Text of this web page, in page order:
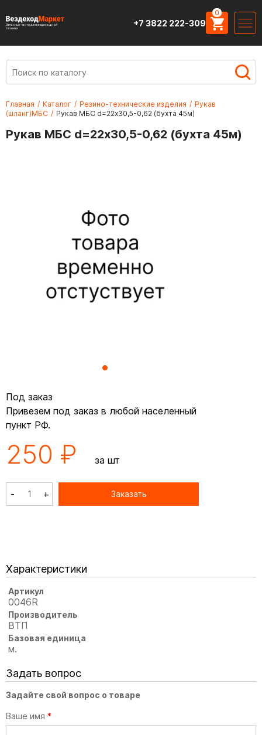
Запасные части для вездеходной
техники
+7 3822 222-309
0
Главная / Каталог / Резино-технические изделия / Рукав
(шланг)МБС / Рукав МБС d=22х30,5-0,62 (бухта 45м)
Рукав МБС d=22х30,5-0,62 (бухта 45м)
Под заказ
Привезем под заказ в любой населенный
пункт РФ.
250 ₽ за шт
- + Заказать
Характеристики
Артикул
0046R
Производитель
ВТП
Базовая единица
м.
Задать вопрос
Задайте свой вопрос о товаре
Ваше имя *